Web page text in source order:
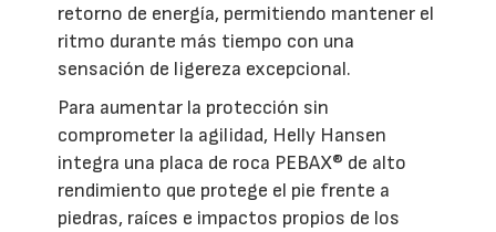
retorno de energía, permitiendo mantener el
ritmo durante más tiempo con una
sensación de ligereza excepcional.
Para aumentar la protección sin
comprometer la agilidad, Helly Hansen
integra una placa de roca PEBAX® de alto
rendimiento que protege el pie frente a
piedras, raíces e impactos propios de los